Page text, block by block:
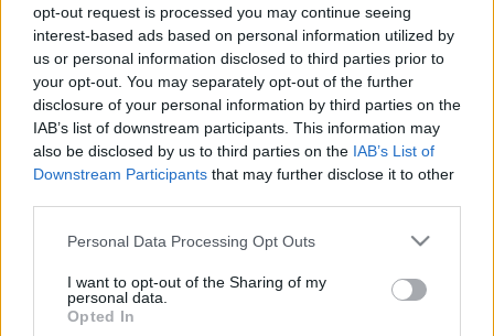
opt-out request is processed you may continue seeing
interest-based ads based on personal information utilized by
us or personal information disclosed to third parties prior to
your opt-out. You may separately opt-out of the further
disclosure of your personal information by third parties on the
IAB’s list of downstream participants. This information may
also be disclosed by us to third parties on the IAB’s List of
Downstream Participants that may further disclose it to other
Please note that this website/app uses one or more Google
not limited to your visit or usage behaviour. You may click to
grant or deny consent to Google and its third-party tags to
use your data for below specified purposes in below Google
Personal Data Processing Opt Outs
I want to opt-out of the Sharing of my
personal data.
Opted In
klasszikus zene kiválóságainak, tizenegy kategóriában. A
május 14-én a Budapest Music Centerben rendezett telt
házas Bartók Rádió Zenei Díjátadón a kitüntetések között
két külön jazzelismerést is kiosztottak, a Babos jazzelőadói
és a Vukán György jazzalkotói díjat.
Átadták a Bartók Rádió zenei díjait
Első alkalommal adták át a Bartók Rádió díjait tizenegy
kategóriában a Budapest Music Centerben.